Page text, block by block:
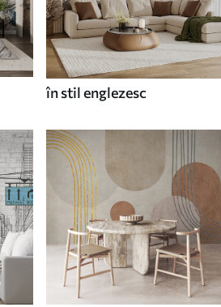
în stil englezesc